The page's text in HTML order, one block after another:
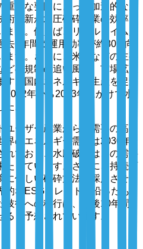
重要な要因によって加速的な成
術革新が水圧破砕作業の効率と
ます。例えば、リアルタイム監
去5年間で運用効率が約30%向
ます。さらに、米国などの主要
どの規制の追い風が、市場拡大
す。国内エネルギー生産を促進
2022年から2023年にかけて水
。
ユーザー産業からの需要の高ま
界のエネルギー需要は2030年
れており、水圧破砕はこの需要
たしています。さらに、持続可
に優しい破砕方法を採用させる
的なESGトレンドに沿ったも
技術への移行は、今後10年間
ると予想されています。